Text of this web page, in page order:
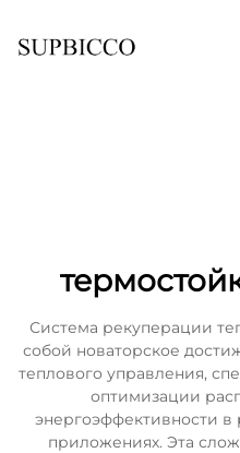
Система рекуперации
собой новаторское
теплового управления,
оптимизации
энергоэффективности
приложениях. Эта